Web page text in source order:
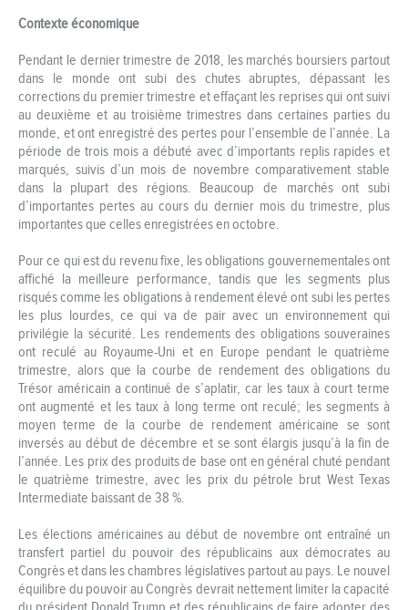
Contexte économique
Pendant le dernier trimestre de 2018, les marchés boursiers partout
dans le monde ont subi des chutes abruptes, dépassant les
corrections du premier trimestre et effaçant les reprises qui ont suivi
au deuxième et au troisième trimestres dans certaines parties du
monde, et ont enregistré des pertes pour l’ensemble de l’année. La
période de trois mois a débuté avec d’importants replis rapides et
marqués, suivis d’un mois de novembre comparativement stable
dans la plupart des régions. Beaucoup de marchés ont subi
d’importantes pertes au cours du dernier mois du trimestre, plus
importantes que celles enregistrées en octobre.
Pour ce qui est du revenu fixe, les obligations gouvernementales ont
affiché la meilleure performance, tandis que les segments plus
risqués comme les obligations à rendement élevé ont subi les pertes
les plus lourdes, ce qui va de pair avec un environnement qui
privilégie la sécurité. Les rendements des obligations souveraines
ont reculé au Royaume-Uni et en Europe pendant le quatrième
trimestre, alors que la courbe de rendement des obligations du
Trésor américain a continué de s’aplatir, car les taux à court terme
ont augmenté et les taux à long terme ont reculé; les segments à
moyen terme de la courbe de rendement américaine se sont
inversés au début de décembre et se sont élargis jusqu’à la fin de
l’année. Les prix des produits de base ont en général chuté pendant
le quatrième trimestre, avec les prix du pétrole brut West Texas
Intermediate baissant de 38 %.
Les élections américaines au début de novembre ont entraîné un
transfert partiel du pouvoir des républicains aux démocrates au
Congrès et dans les chambres législatives partout au pays. Le nouvel
équilibre du pouvoir au Congrès devrait nettement limiter la capacité